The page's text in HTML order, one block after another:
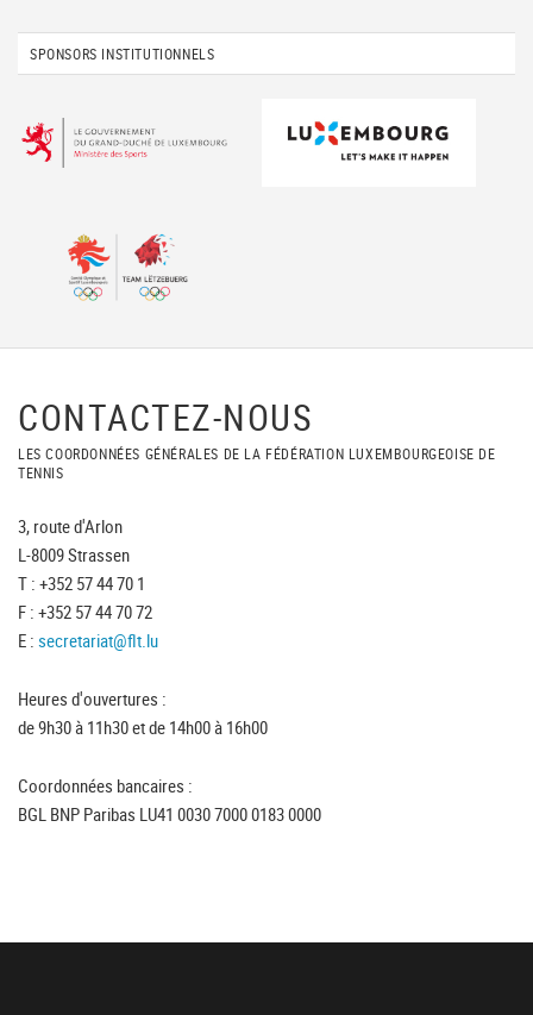
SPONSORS INSTITUTIONNELS
CONTACTEZ-NOUS
LES COORDONNÉES GÉNÉRALES DE LA FÉDÉRATION LUXEMBOURGEOISE DE
TENNIS
3, route d'Arlon
L-8009 Strassen
T : +352 57 44 70 1
F : +352 57 44 70 72
E : secretariat@flt.lu
Heures d'ouvertures :
de 9h30 à 11h30 et de 14h00 à 16h00
Coordonnées bancaires :
BGL BNP Paribas LU41 0030 7000 0183 0000